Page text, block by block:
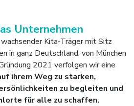
Unternehmen
Kita-Träger mit Sitz
in ganz Deutschland, von München
2021 verfolgen wir eine
ihrem Weg zu starken,
zu begleiten und
für alle zu schaffen.